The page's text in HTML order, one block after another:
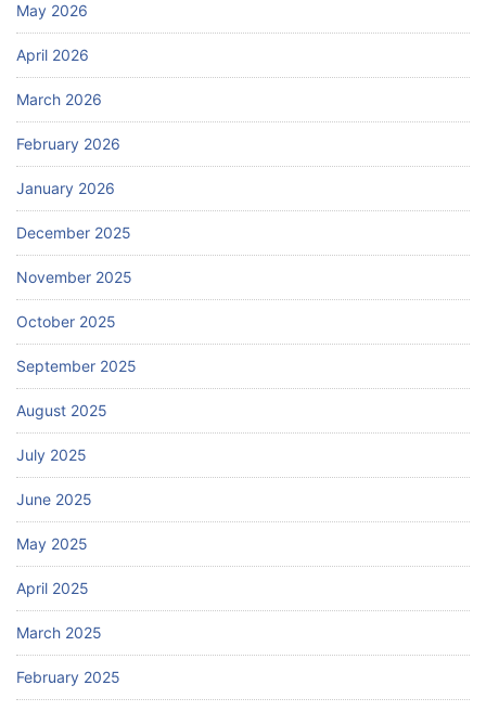
May 2026
April 2026
March 2026
February 2026
January 2026
December 2025
November 2025
October 2025
September 2025
August 2025
July 2025
June 2025
May 2025
April 2025
March 2025
February 2025